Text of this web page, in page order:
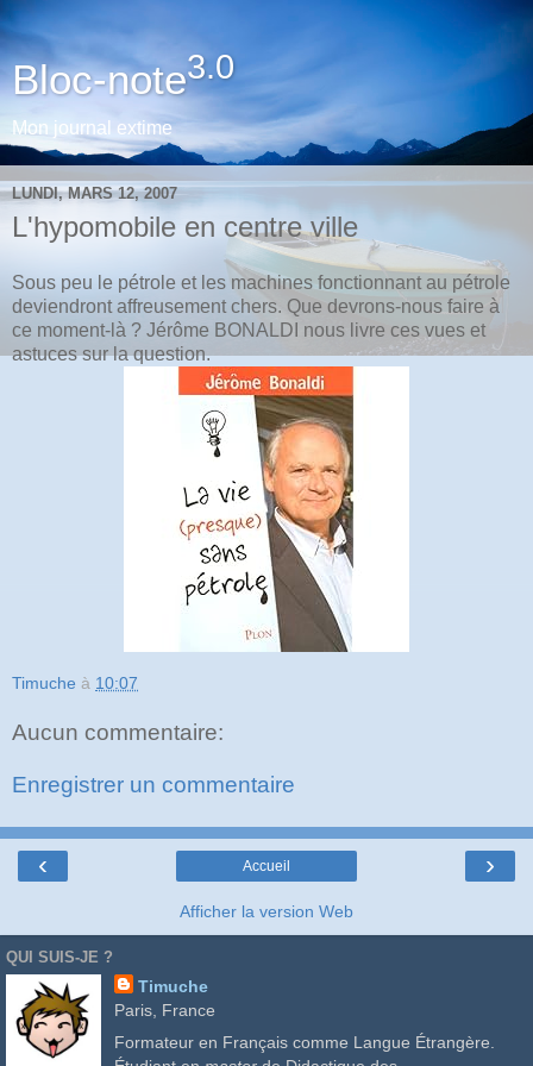
Bloc-note3.0
Mon journal extime
LUNDI, MARS 12, 2007
L'hypomobile en centre ville
Sous peu le pétrole et les machines fonctionnant au pétrole
deviendront affreusement chers. Que devrons-nous faire à
ce moment-là ? Jérôme BONALDI nous livre ces vues et
astuces sur la question.
Timuche à 10:07
Aucun commentaire:
Enregistrer un commentaire
‹ ›
Accueil
Afficher la version Web
QUI SUIS-JE ?
Timuche
Paris, France
Formateur en Français comme Langue Étrangère.